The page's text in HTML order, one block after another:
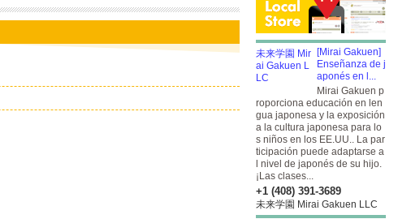
[Mirai Gakuen]
Enseñanza de j
aponés en l...
Mirai Gakuen p
roporciona educación en len
gua japonesa y la exposición
a la cultura japonesa para lo
s niños en los EE.UU.. La par
ticipación puede adaptarse a
l nivel de japonés de su hijo.
¡Las clases...
+1 (408) 391-3689
未来学園 Mirai Gakuen LLC